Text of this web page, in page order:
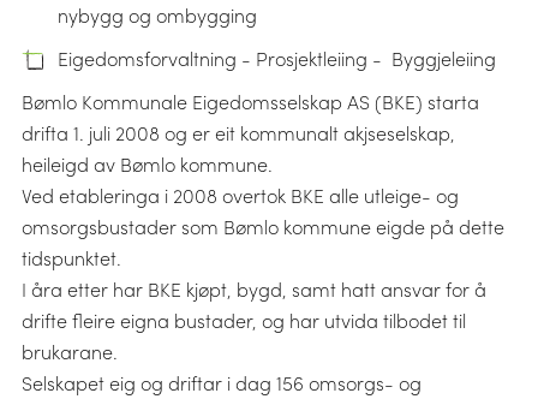
nybygg og ombygging
Eigedomsforvaltning - Prosjektleiing - Byggjeleiing
Bømlo Kommunale Eigedomsselskap AS (BKE) starta
drifta 1. juli 2008 og er eit kommunalt akjseselskap,
heileigd av Bømlo kommune.
Ved etableringa i 2008 overtok BKE alle utleige- og
omsorgsbustader som Bømlo kommune eigde på dette
tidspunktet.
I åra etter har BKE kjøpt, bygd, samt hatt ansvar for å
drifte fleire eigna bustader, og har utvida tilbodet til
brukarane.
Selskapet eig og driftar i dag 156 omsorgs- og